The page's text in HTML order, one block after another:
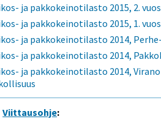
ja pakkokeinotilasto 2015, 2.
ja pakkokeinotilasto 2015, 1.
ja pakkokeinotilasto 2014,
ja pakkokeinotilasto 2014,
ja pakkokeinotilasto 2014,
Viittausohje: